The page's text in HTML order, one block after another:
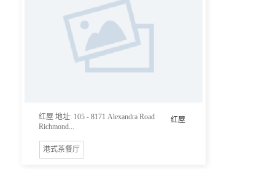
红屋
红屋 地址: 105 - 8171 Alexandra Road
Richmond...
港式茶餐厅